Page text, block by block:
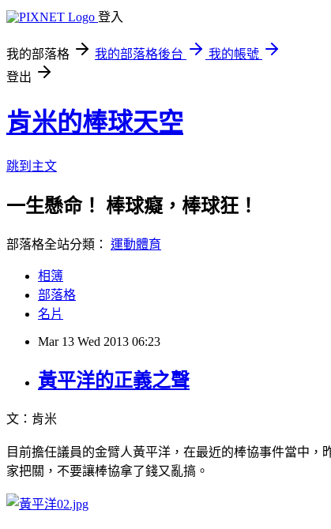
登入
我的部落格 我的部落格後台
我的帳號
登出
肯米的棒球天空
跳到主文
一生懸命！ 棒球癡，棒球狂！
部落格全站分類： 運動體育
相簿
部落格
名片
Mar 13 Wed 2013 06:23
黃平洋的正義之聲
文：肯米
目前擔任議員的金臂人黃平洋，在最近的棒協事件當中
家把關，不要讓棒協拿了錢又亂搞。